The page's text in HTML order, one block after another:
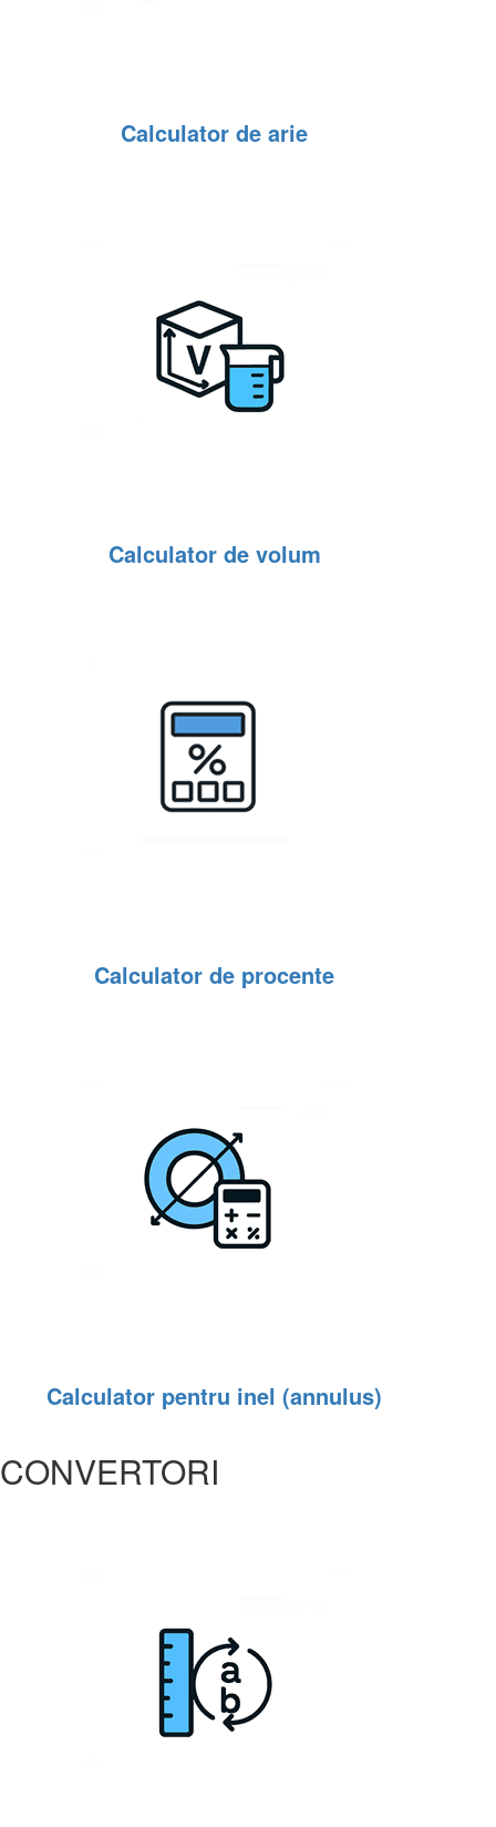
Calculator de arie
Calculator de volum
Calculator de procente
Calculator pentru inel (annulus)
CONVERTORI